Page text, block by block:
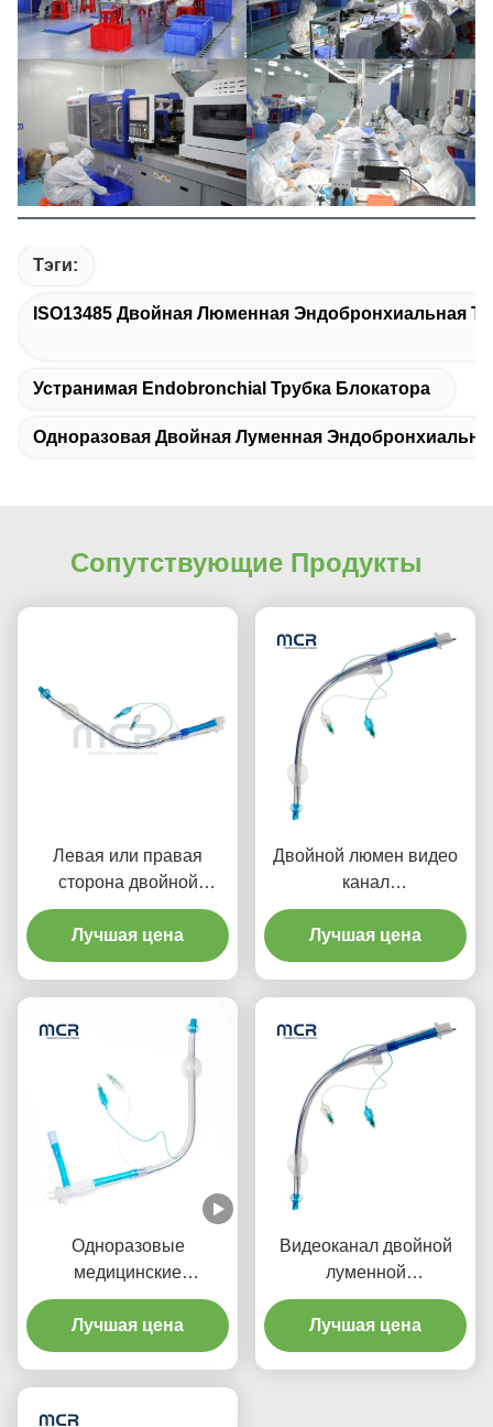
Тэги:
ISO13485 Двойная Люменная Эндобронхиальная
Устранимая Endobronchial Трубка Блокатора
Одноразовая Двойная Луменная
Сопутствующие Продукты
Левая или правая
сторона двойной
луменной
эндобронхиальной
трубы с видеоканалом
Лучшая цена
Двойной люмен видео
канал
эндобронхиальная
трубка визуальная
пероральная ПВХ
Лучшая цена
Одноразовые
медицинские
принадлежности
Двойная луменная
эндотрахеальная трубка
Лучшая цена
Видеоканал двойной
луменной
эндобронхиальной
трубы без камеры
Лучшая цена